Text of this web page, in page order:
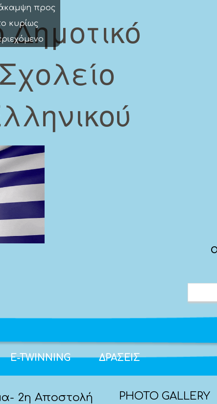
προς
κυρίως
Δημοτικό
Σχολείο
E-TWINNING ΔΡΑΣΕΙΣ
2η Αποστολή
Προσαρμόστε την
εύκολη χρήση σε
Αναστροφή
δυσλεξία
PHOTO GALLERY